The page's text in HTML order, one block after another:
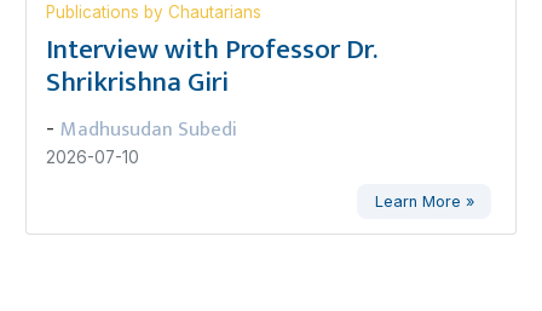
Publications by Chautarians
Interview with Professor Dr.
Shrikrishna Giri
- Madhusudan Subedi
2026-07-10
Learn More »